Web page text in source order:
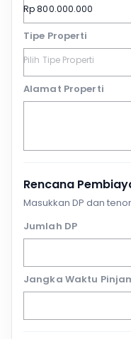
Tipe Properti
Alamat Properti
Rencana
Masukkan DP dan
Jumlah DP
Jangka Waktu